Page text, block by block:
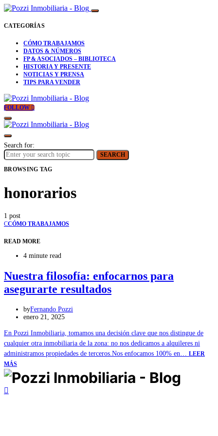
CATEGORÍAS
CÓMO TRABAJAMOS
DATOS & NÚMEROS
FP & ASOCIADOS – BIBLIOTECA
HISTORIA Y PRESENTE
NOTICIAS Y PRENSA
TIPS PARA VENDER
FOLLOW
Search for:
SEARCH
BROWSING TAG
honorarios
1 post
CCÓMO TRABAJAMOS
READ MORE
4 minute read
Nuestra filosofía: enfocarnos para
asegurarte resultados
byFernando Pozzi
enero 21, 2025
En Pozzi Inmobiliaria, tomamos una decisión clave que nos distingue de
cualquier otra inmobiliaria de la zona: no nos dedicamos a alquileres ni
administramos propiedades de terceros.Nos enfocamos 100% en… LEER
MÁS